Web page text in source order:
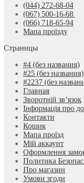
(044) 272-68-04
(067) 500-16-68
(066) 718-65-94
Мапа проїзду
Страницы
#4 (без названия)
#25 (без названия)
#2237 (без
Главная
Зворотній зв’язок
Інформація про
Контакти
Кошик
Мапа проїзд
Мій аккаунт
Оформлення
Политика
Про магазин
Умови згоди